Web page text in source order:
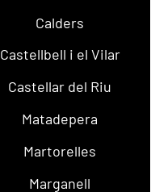
Calders
Castellbell i el Vilar
Castellar del Riu
Matadepera
Martorelles
Marganell